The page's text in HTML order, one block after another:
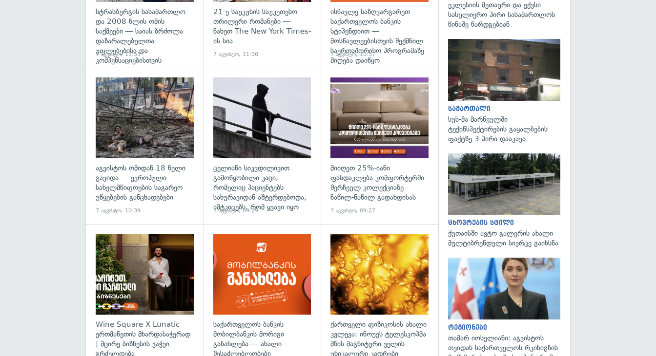
სტრასბურგის სასამართლო
და 2008 წლის ომის
საქმეები — საიას ბრძოლა
დაზარალებულთა
უფლებებისა და
კომპენსაციებისთვის
7 აგვისტო, 11:53
21-ე საუკუნის საუკეთესო
თრილერი რომანები —
ნახეთ The New York Times-
ის სია
7 აგვისტო, 11:00
ისწავლე საზღვარგარეთ
საქართველოს ბანკის
სტიპენდიით —
მოსწავლეებისთვის შექმნილ
საერთაშორისო პროგრამაზე
მიღება დაიწყო
7 აგვისტო, 10:57
აგვისტოს ომიდან 18 წელი
გავიდა — ევროპული
სახელმწიფოების საგარეო
უწყებების განცხადებები
7 აგვისტო, 10:39
გადახედვა
ცელიანი სიკვდილივით
გამოწყობილი კაცი,
რომელიც პაციენტებს
სახურავიდან აშტერდებოდა,
ამტკიცებს, რომ ყვავი იყო
7 აგვისტო, 09:29
მიიღეთ 25%-იანი
ფასდაკლება კომფორტერში
შერჩეულ კოლექციაზე
ნაწილ-ნაწილ გადახდისას
7 აგვისტო, 09:27
Wine Square X Lunatic
ერთმანეთის მხარდასაჭერად
| მცირე ბიზნესის ჯაჭვი
გრძელდება
საქართველოს ბანკის
მობილბანკის მორიგი
განახლება — ახალი
შესაძლებლობები
გადახედვა
ქართველი ფიზიკოსის ახალი
კვლევა: ინოუეს ტელესკოპმა
მზის მაგნიტური ველის
უნიკალური კადრები
ეკლესიის მეთაური და ექვსი
სასულიერო პირი სასამართლოს
წინაშე წარდგებიან
სამართალი
სუს-მა მარნეულში
ტექინსპექტირების გაყალბების
ფაქტზე 3 პირი დააკავა
ცხოვრების სტილი
ქუთაისში ავტო გალერის ახალი
მულტიბრენდული სივრცე გაიხსნა
რეგიონები
თამარ იოსელიანი: აგვისტოს
თვიდან საქართველოს რკინიგზის